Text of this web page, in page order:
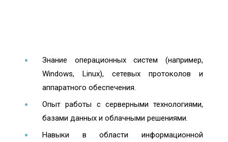
Знание операционных систем (например,
Windows, Linux), сетевых протоколов и
аппаратного обеспечения.
Опыт работы с серверными технологиями,
базами данных и облачными решениями.
Навыки в области информационной